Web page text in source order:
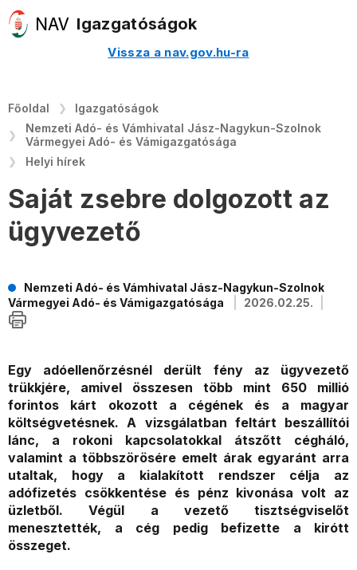
Igazgatóságok
Vissza a nav.gov.hu-ra
Főoldal
Igazgatóságok
Nemzeti Adó- és Vámhivatal Jász-Nagykun-Szolnok
Vármegyei Adó- és Vámigazgatósága
Helyi hírek
Saját zsebre dolgozott az
ügyvezető
Nemzeti Adó- és Vámhivatal Jász-Nagykun-Szolnok
Vármegyei Adó- és Vámigazgatósága
2026.02.25.
Egy adóellenőrzésnél derült fény az ügyvezető
trükkjére, amivel összesen több mint 650 millió
forintos kárt okozott a cégének és a magyar
költségvetésnek. A vizsgálatban feltárt beszállítói
lánc, a rokoni kapcsolatokkal átszőtt cégháló,
valamint a többszörösére emelt árak egyaránt arra
utaltak, hogy a kialakított rendszer célja az
adófizetés csökkentése és pénz kivonása volt az
üzletből. Végül a vezető tisztségviselőt
menesztették, a cég pedig befizette a kirótt
összeget.